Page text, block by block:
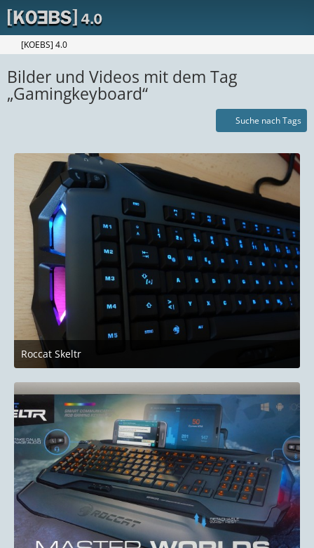
[KOEBS] 4.0
Bilder und Videos mit dem Tag
„Gamingkeyboard“
Suche nach Tags
Roccat Skeltr
10. Januar 2019 um 22:51